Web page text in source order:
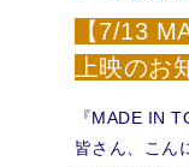
【7/13
上映のお
『MADE IN
皆さん、こん